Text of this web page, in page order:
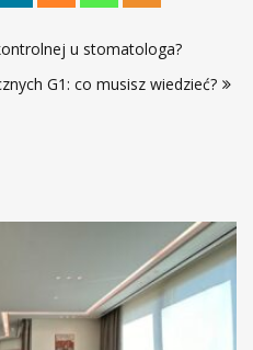
u stomatologa?
G1: co musisz wiedzieć?